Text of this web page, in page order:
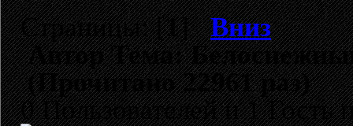
Страницы: [1]Вниз
АвторТема:
(Прочитано 22961 раз)
0 Пользователей и 1 Гость